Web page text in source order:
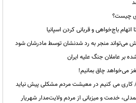
چیست؟
اتهام باج‌خواهی و قربانی کردن اسپانیا
می‌تواند منجر به رد شدنشان توسط مادرشان شود
بر عاملان جنگ علیه ایران
می‌خواهد چاق بمانیم!
کاری می کنیم در معیشت مردم مشکلی پیش نیاید